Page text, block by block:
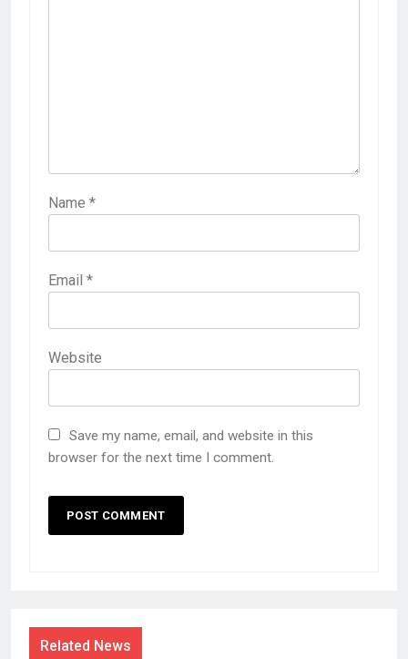
Name *
Email *
Website
Save my name, email, and website in this
browser for the next time I comment.
Related News